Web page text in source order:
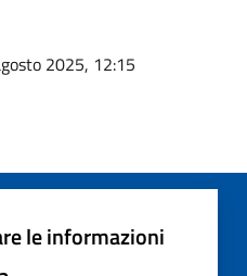
2025, 12:15
le informazioni